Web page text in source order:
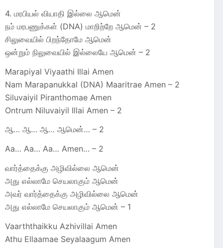
4. மரபியல் வியாதி இல்லை ஆமென்
நம் மரபணுக்கள் (DNA) மாறிற்றே ஆமென் – 2
சிலுவையில் பிறந்தோமே ஆமென்
ஒன்றும் நிலுவையில் இல்லையே ஆமென் – 2
Marapiyal Viyaathi Illai Amen
Nam Marapanukkal (DNA) Maaritrae Amen – 2
Siluvaiyil Piranthomae Amen
Ontrum Niluvaiyil Illai Amen – 2
ஆ… ஆ… ஆ… ஆமென்… – 2
Aa… Aa… Aa… Amen… – 2
வார்த்தைக்கு அழிவில்லை ஆமென்
அது எல்லாமே செயலாகும் ஆமென்
அவர் வார்த்தைக்கு அழிவில்லை ஆமென்
அது எல்லாமே செயலாகும் ஆமென் – 1
Vaarththaikku Azhivillai Amen
Athu Ellaamae Seyalaagum Amen